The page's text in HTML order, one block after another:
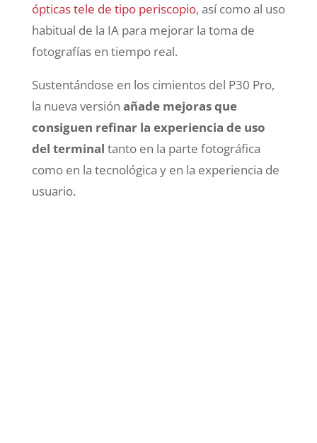
ópticas tele de tipo periscopio, así como al uso
habitual de la IA para mejorar la toma de
fotografías en tiempo real.
Sustentándose en los cimientos del P30 Pro,
la nueva versión añade mejoras que
consiguen refinar la experiencia de uso
del terminal tanto en la parte fotográfica
como en la tecnológica y en la experiencia de
usuario.